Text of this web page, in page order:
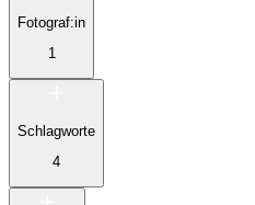
Fotograf:in
1
Schlagworte
4